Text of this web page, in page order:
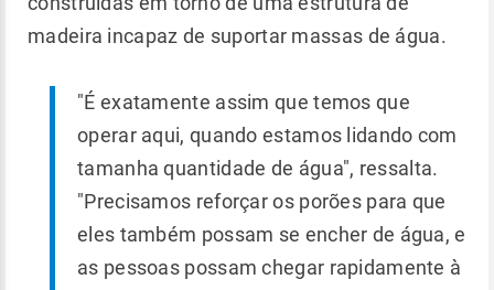
madeira incapaz de suportar massas de água.
"É exatamente assim que temos que
operar aqui, quando estamos lidando com
tamanha quantidade de água", ressalta.
"Precisamos reforçar os porões para que
eles também possam se encher de água, e
as pessoas possam chegar rapidamente à